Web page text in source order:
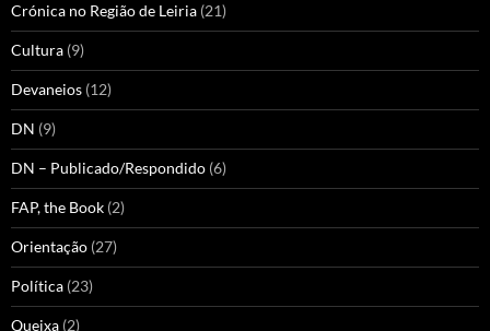
Crónica no Região de Leiria (21)
Cultura (9)
Devaneios (12)
DN (9)
DN – Publicado/Respondido (6)
FAP, the Book (2)
Orientação (27)
Política (23)
Queixa (2)